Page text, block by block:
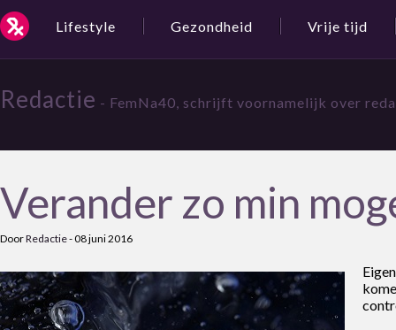
Lifestyle Gezondheid Vrije tijd
Redactie - FemNa40, schrijft voornamelijk over
Verander zo min
DoorRedactie-08 juni 2016